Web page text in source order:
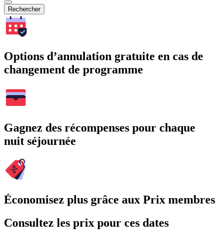
Rechercher
Options d’annulation gratuite en cas de
changement de programme
Gagnez des récompenses pour chaque
nuit séjournée
Économisez plus grâce aux Prix membres
Consultez les prix pour ces dates